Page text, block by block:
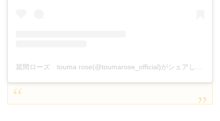
當間ローズ touma rose(@toumarose_official)がシェアした投稿